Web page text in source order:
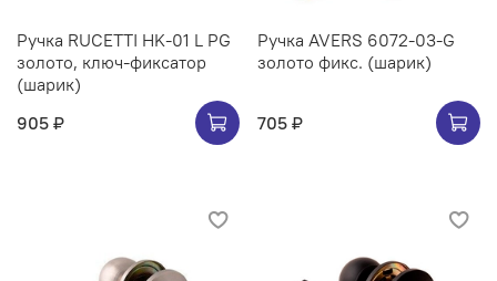
Ручка RUCETTI HK-01 L PG
золото, ключ-фиксатор
(шарик)
905 ₽
Ручка AVERS 6072-03-G
золото фикс. (шарик)
705 ₽